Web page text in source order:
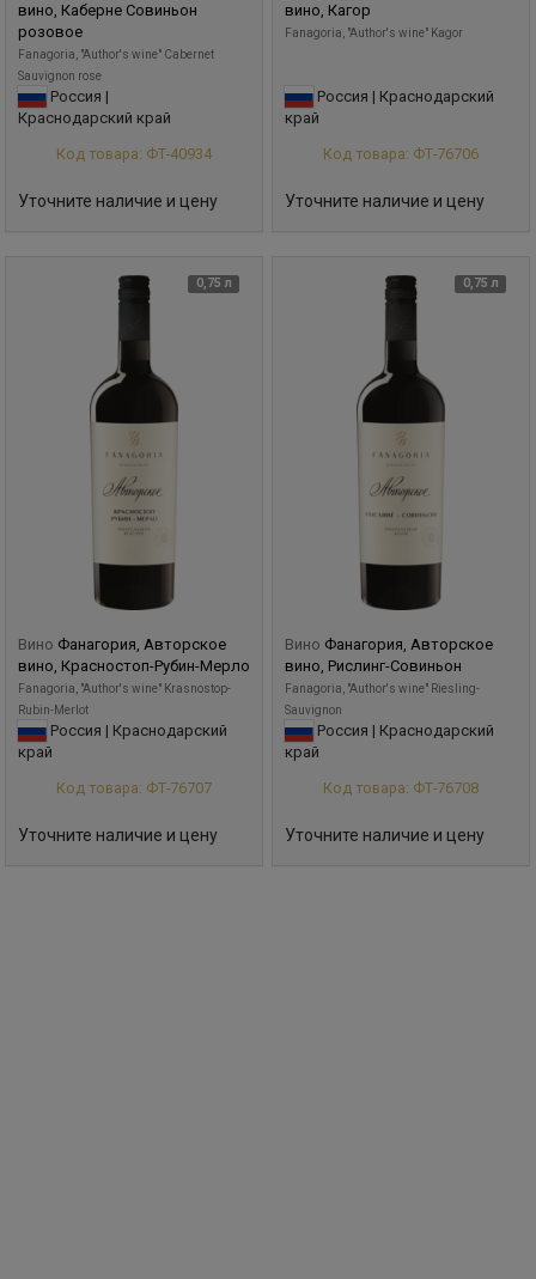
вино, Каберне Совиньон
розовое
Fanagoria, "Author's wine" Cabernet
Sauvignon rose
Россия |
Краснодарский край
Код товара: ФТ-40934
Уточните наличие и цену
вино, Кагор
Fanagoria, "Author's wine" Kagor
Россия | Краснодарский
край
Код товара: ФТ-76706
Уточните наличие и цену
0,75 л
Вино Фанагория, Авторское
вино, Красностоп-Рубин-Мерло
Fanagoria, "Author's wine" Krasnostop-
Rubin-Merlot
Россия | Краснодарский
край
Код товара: ФТ-76707
Уточните наличие и цену
0,75 л
Вино Фанагория, Авторское
вино, Рислинг-Совиньон
Fanagoria, "Author's wine" Riesling-
Sauvignon
Россия | Краснодарский
край
Код товара: ФТ-76708
Уточните наличие и цену